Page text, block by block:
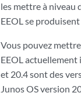
les mettre à niveau
EEOL se
Vous pouvez
EEOL actuellement
et 20.4 sont des
Junos OS version